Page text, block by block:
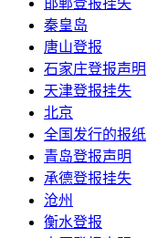
邯郸登报挂失
秦皇岛
唐山登报
石家庄登报声明
天津登报挂失
北京
全国发行的报纸
青岛登报声明
承德登报挂失
沧州
衡水登报